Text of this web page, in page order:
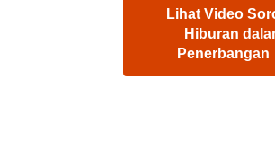
Lihat Video
Hiburan
Penerbangan